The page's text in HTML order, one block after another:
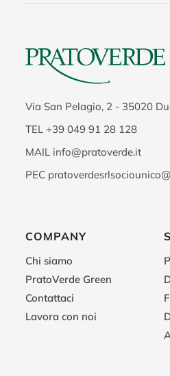
Via San Pelagio, 2 - 35020
TEL+39 049 91 28 128
MAIL info@pratoverde.it
PEC
COMPANY
Chi siamo
PratoVerde Green
Contattaci
Lavora con noi